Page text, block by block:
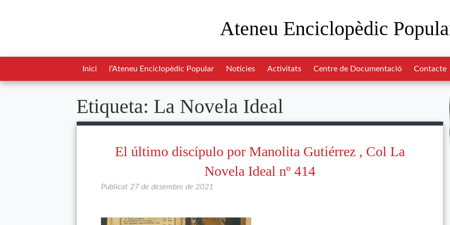
Ateneu Enciclopèdic
Inici l’Ateneu Enciclopèdic Popular Notícies Activitats Centre de Documentació Contacte
Etiqueta: La Novela Ideal
El último discípulo por Manolita Gutiérrez , Col La
Novela Ideal nº 414
Publicat 27 de desembre de 2021